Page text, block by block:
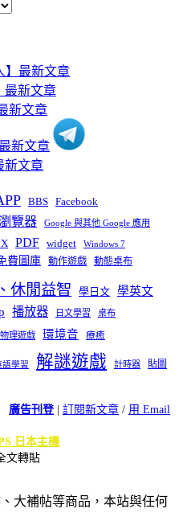
BBS Facebook
覽器 Google 與其他 Google 應用
PDF widget Windows 7
費圖庫 動作遊戲 動態桌布
休閒益智 學日文 學英文
播放器 日文學習 桌布
物理遊戲 環境音 療癒
語學習 解謎遊戲 計時器
貼圖
廣告刊登| 訂閱新文章 / 用 Email
日本主機
文轉貼
大補帖等商品，本站與任何